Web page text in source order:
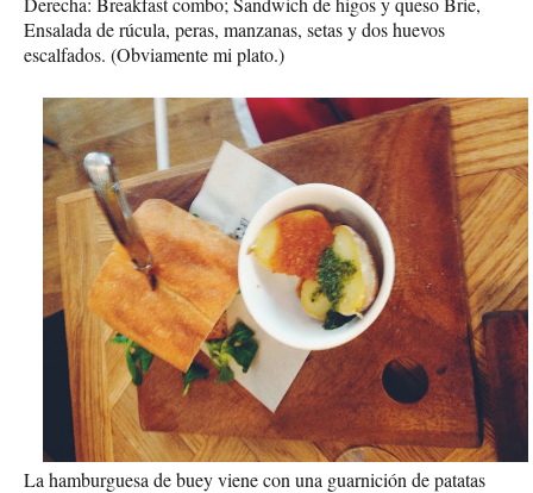
Ensalada de rúcula, peras, manzanas, setas y dos huevos
escalfados. (Obviamente mi plato.)
La hamburguesa de buey viene con una guarnición de patatas